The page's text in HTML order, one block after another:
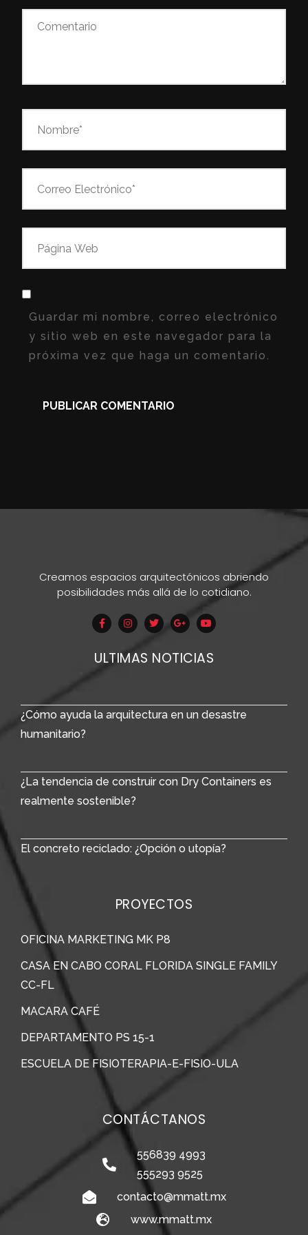
Guardar mi nombre, correo electrónico
y sitio web en este navegador para la
próxima vez que haga un comentario.
Creamos espacios arquitectónicos abriendo
posibilidades más allá de lo cotidiano.
ULTIMAS NOTICIAS
¿Cómo ayuda la arquitectura en un desastre
humanitario?
¿La tendencia de construir con Dry Containers es
realmente sostenible?
El concreto reciclado: ¿Opción o utopía?
PROYECTOS
OFICINA MARKETING MK P8
CASA EN CABO CORAL FLORIDA SINGLE FAMILY
CC-FL
MACARA CAFÉ
DEPARTAMENTO PS 15-1
ESCUELA DE FISIOTERAPIA-E-FISIO-ULA
CONTÁCTANOS
556839 4993
555293 9525
contacto@mmatt.mx
www.mmatt.mx